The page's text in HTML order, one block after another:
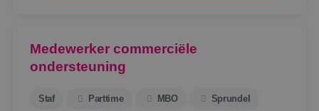
Medewerker commerciële
ondersteuning
Staf Parttime MBO Sprundel